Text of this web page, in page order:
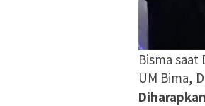
Bisma
UM Bima,